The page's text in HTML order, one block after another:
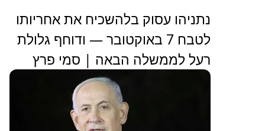
‏נתניהו עסוק בלהשכיח את אחריותו
לטבח 7 באוקטובר — ודוחף גלולת
רעל לממשלה הבאה | סמי פרץ